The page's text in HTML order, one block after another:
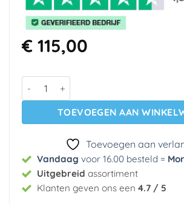
€115,00
Foto behang TD4121 Camelia aantal
TOEVOEGEN AAN
Toevoegen aan
Vandaag voor 16.00 besteld =
Uitgebreid assortiment
Klanten geven ons een 4.7 / 5